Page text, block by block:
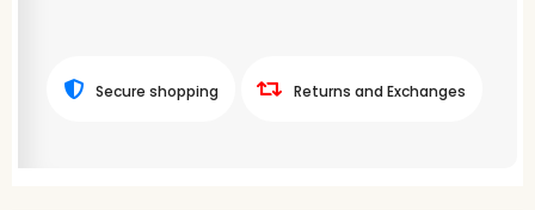
Secure shopping Returns and Exchanges